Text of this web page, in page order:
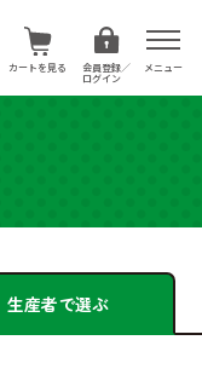
カートを見る 会員登録／
ログイン
メニュー
生産者で選ぶ